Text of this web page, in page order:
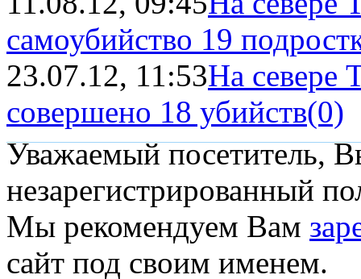
самоубийство 19
23.07.12, 11:53На севере
совершено 18 убийств(0)
Уважаемый посетитель,
незарегистрированный
Мы рекомендуем Вам
сайт под своим именем.